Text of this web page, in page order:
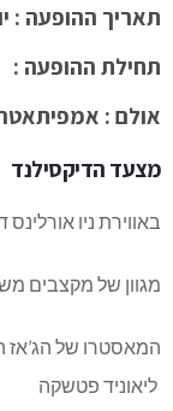
תאריך ההופעה : יום שבת
תחילת ההופעה :
אולם :
מצעד הדיקסילנד
באווירת ניו אורלינס
מגוון של מקצבים
המאסטרו של הג’אז
ליאוניד פטשקה